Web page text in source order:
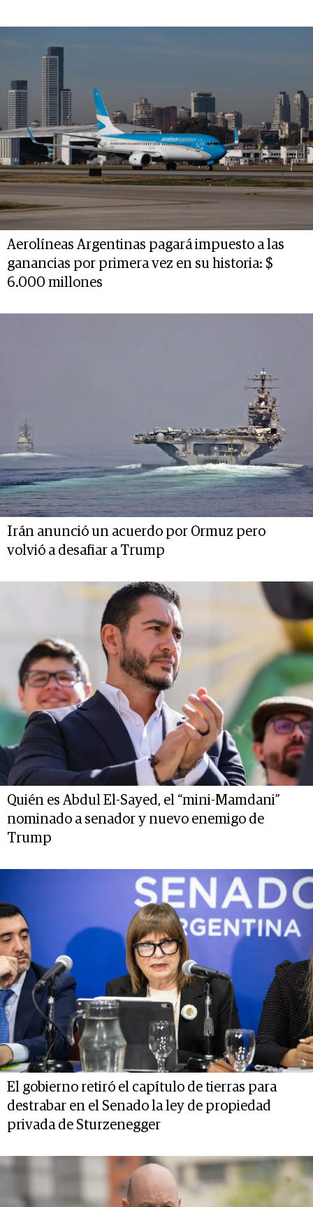
Aerolíneas Argentinas pagará impuesto a las
ganancias por primera vez en su historia: $
6.000 millones
Irán anunció un acuerdo por Ormuz pero
volvió a desafiar a Trump
Quién es Abdul El-Sayed, el “mini-Mamdani”
nominado a senador y nuevo enemigo de
Trump
El gobierno retiró el capítulo de tierras para
destrabar en el Senado la ley de propiedad
privada de Sturzenegger